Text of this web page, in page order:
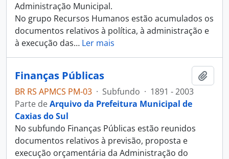
Administração Municipal.
No grupo Recursos Humanos estão acumulados os
documentos relativos à política, à administração e
à execução das… Ler mais
Finanças Públicas
BR RS APMCS PM-03 · Subfundo · 1891 - 2003
Parte deArquivo da Prefeitura Municipal de
Caxias do Sul
No subfundo Finanças Públicas estão reunidos
documentos relativos à previsão, proposta e
execução orçamentária da Administração do